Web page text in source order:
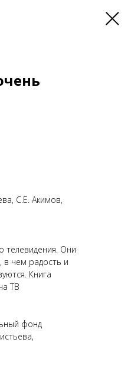
С.Е. Акимов,
телевидения. Они
в чем радость и
Книга
ТВ
фонд